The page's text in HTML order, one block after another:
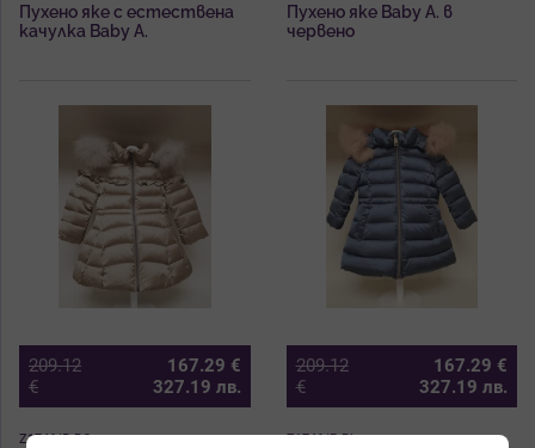
Пухено яке с естествена
качулка Baby A.
Пухено яке Baby A. в
червено
209.12
€
167.29 €
327.19 лв.
Z1746/P-BG
209.12
€
167.29 €
327.19 лв.
Z1746/P-BL